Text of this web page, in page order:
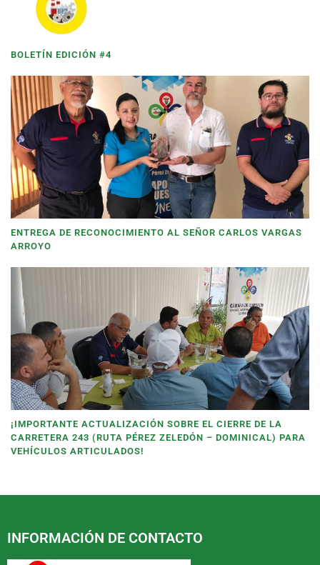
BOLETÍN EDICIÓN #4
ENTREGA DE RECONOCIMIENTO AL SEÑOR CARLOS VARGAS
ARROYO
¡IMPORTANTE ACTUALIZACIÓN SOBRE EL CIERRE DE LA
CARRETERA 243 (RUTA PÉREZ ZELEDÓN – DOMINICAL) PARA
VEHÍCULOS ARTICULADOS!
INFORMACIÓN DE CONTACTO